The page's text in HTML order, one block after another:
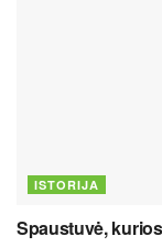
ISTORIJA
Spaustuvė,